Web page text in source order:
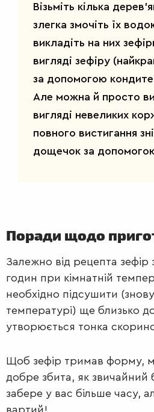
Візьміть кілька
злегка змочіть їх
викладіть на них
вигляді зефіру
за допомогою
Але можна й просто
вигляді невеликих
повного вистигання
дощечок за
Поради щодо
Залежно від рецепта зефір
годин при кімнатній
необхідно підсушити
температурі) ще близько
утворюється тонка
Щоб зефір тримав форму,
добре збита, як звичайний
забере у вас більше часу,
вартий!